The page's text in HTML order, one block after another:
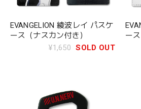
EVANGELION 綾波レイ パスケ
ース（ナスカン付き）
¥1,650 SOLD OUT
ー